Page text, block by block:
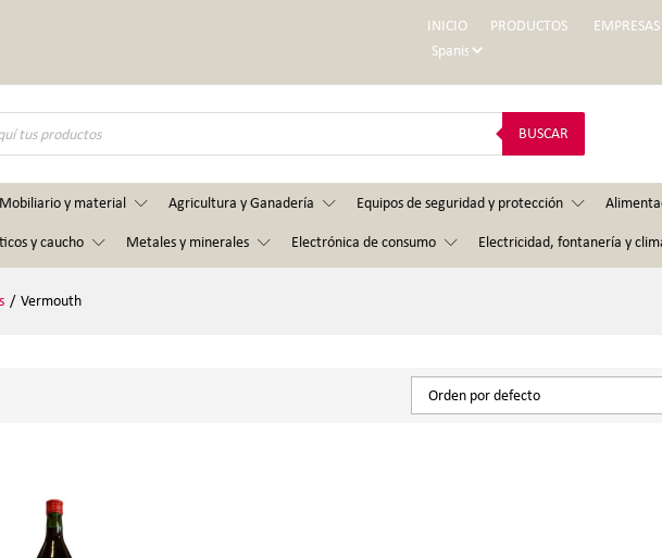
INICIO PRODUCTOS EMPRESAS
BUSCAR
Mobiliario y material Agricultura y Ganadería Equipos de seguridad y protección
y caucho Metales y minerales Electrónica de consumo Electricidad, fontanería y
/ Vermouth
Orden por defecto